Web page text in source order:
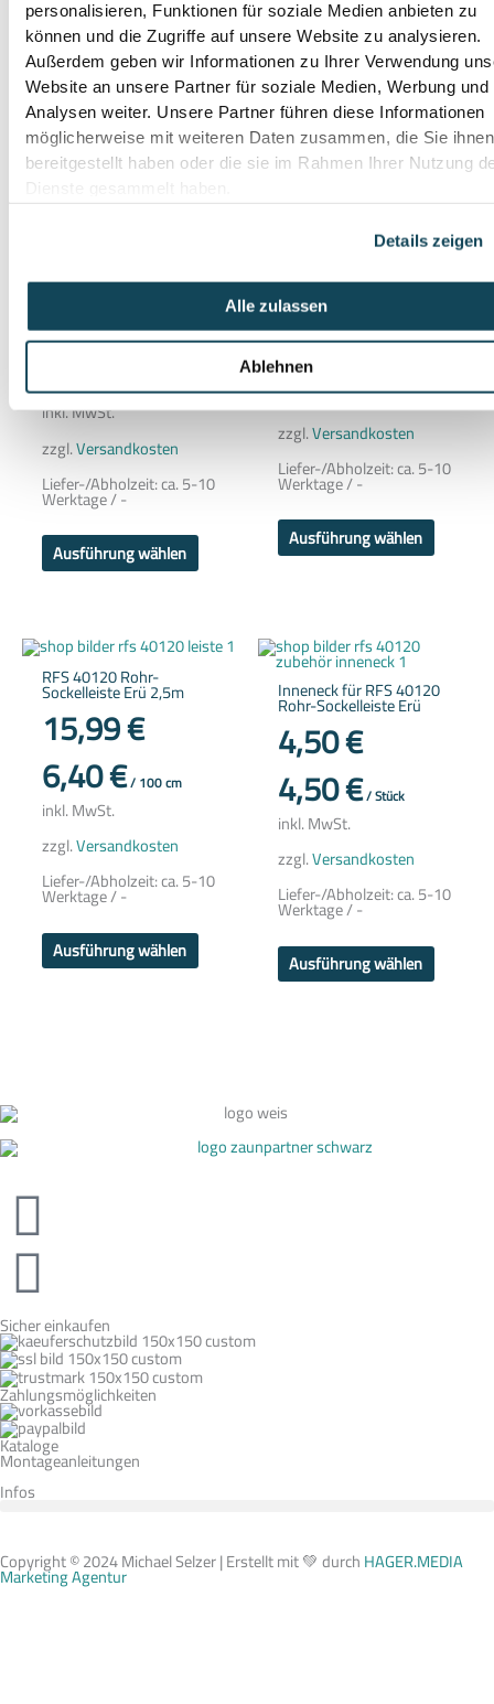
personalisieren, Funktionen für soziale Medien anbieten zu
können und die Zugriffe auf unsere Website zu analysieren.
Außerdem geben wir Informationen zu Ihrer Verwendung
Website an unsere Partner für soziale Medien, Werbung und
Analysen weiter. Unsere Partner führen diese Informationen
möglicherweise mit weiteren Daten zusammen, die Sie ihnen
bereitgestellt haben oder die sie im Rahmen Ihrer Nutzung
Details zeigen
Alle zulassen
Ablehnen
Es gibt noch keine Rezensionen.
Nur angemeldete Kunden, die dieses Produkt gekauft haben,
dürfen eine Rezension abgeben.
Das könnte dir auch gefallen …
40120 Rohr-Sockelleiste
4,50€
4,50€/Stück
inkl. MwSt.
zzgl.Versandkosten
Liefer-/Abholzeit:ca. 5-10
Werktage / -
Ausführung wählen
Varianten
Optionen
können
Produktseite
gewählt
werden
Rohr-Sockelleiste Erü
4,50€
4,50€
inkl. MwSt.
zzgl.Versandkosten
Liefer-/Abholzeit:ca. 5-10
Werktage / -
Ausführung wählen
Produkt
weist
können
gewählt
werden
RFS 40120 Rohr-
Sockelleiste Erü 2,5m
15,99€
6,40€/100cm
inkl. MwSt.
zzgl.Versandkosten
Liefer-/Abholzeit:ca. 5-10
Werktage / -
Ausführung wählen
Dieses
Produkt
Produktseite
Inneneck für RFS 40120
Rohr-Sockelleiste Erü
4,50€
4,50€/Stück
inkl. MwSt.
zzgl.Versandkosten
Liefer-/Abholzeit:ca. 5-10
Werktage / -
Ausführung wählen
mehrere
Sicher einkaufen
Zahlungsmöglichkeiten
Kataloge
Montageanleitungen
Infos
Copyright © 2024 Michael Selzer | Erstellt mit 💚 durchHAGER.MEDIA
Marketing Agentur